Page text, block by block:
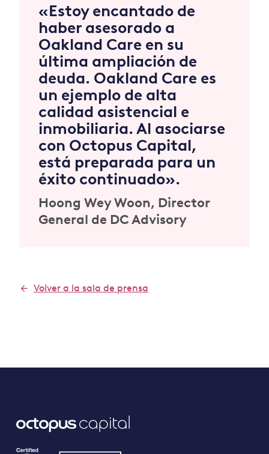
«Estoy encantado de
haber asesorado a
Oakland Care en su
última ampliación de
deuda. Oakland Care es
un ejemplo de alta
calidad asistencial e
inmobiliaria. Al asociarse
con Octopus Capital,
está preparada para un
éxito continuado».
Hoong Wey Woon, Director
General de DC Advisory
Volver a la sala de prensa